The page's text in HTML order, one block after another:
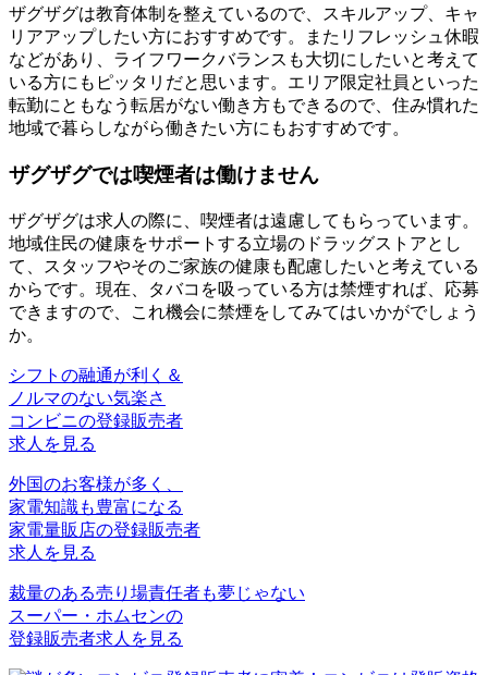
ザグザグは教育体制を整えているので、スキルアップ、キャ
リアアップしたい方におすすめです。またリフレッシュ休暇
などがあり、ライフワークバランスも大切にしたいと考えて
いる方にもピッタリだと思います。エリア限定社員といった
転勤にともなう転居がない働き方もできるので、住み慣れた
地域で暮らしながら働きたい方にもおすすめです。
ザグザグでは喫煙者は働けません
ザグザグは求人の際に、喫煙者は遠慮してもらっています。
地域住民の健康をサポートする立場のドラッグストアとし
て、スタッフやそのご家族の健康も配慮したいと考えている
からです。現在、タバコを吸っている方は禁煙すれば、応募
できますので、これ機会に禁煙をしてみてはいかがでしょう
か。
シフトの融通が利く＆
ノルマのない気楽さ
コンビニの登録販売者
求人を見る
外国のお客様が多く、
家電知識も豊富になる
家電量販店の登録販売者
求人を見る
裁量のある売り場責任者も夢じゃない
スーパー・ホムセンの
登録販売者求人を見る